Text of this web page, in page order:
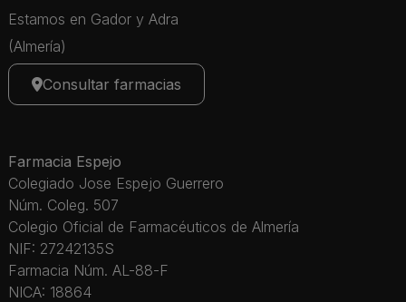
Estamos en Gador y Adra
(Almería)
Consultar farmacias
Farmacia Espejo
Colegiado Jose Espejo Guerrero
Núm. Coleg. 507
Colegio Oficial de Farmacéuticos de Almería
NIF: 27242135S
Farmacia Núm. AL-88-F
NICA: 18864